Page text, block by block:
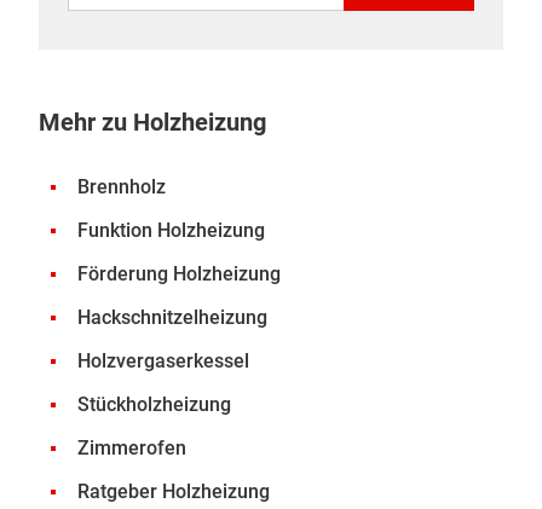
Mehr zu Holzheizung
Brennholz
Funktion Holzheizung
Förderung Holzheizung
Hackschnitzelheizung
Holzvergaserkessel
Stückholzheizung
Zimmerofen
Ratgeber Holzheizung